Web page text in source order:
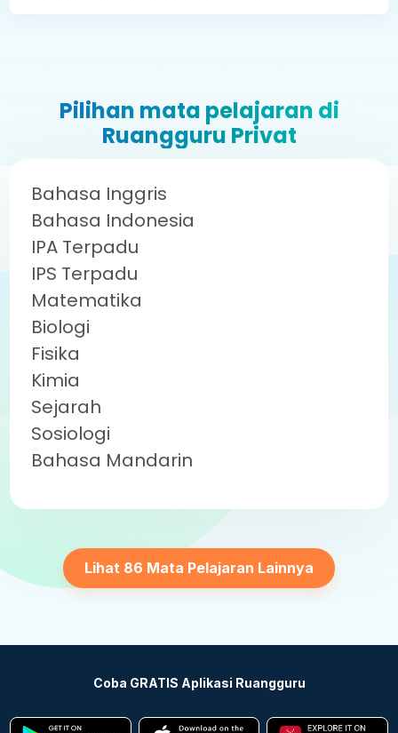
melakukan pergantian guru privat.
Pilihan mata pelajaran di
Ruangguru Privat
Bahasa Inggris
Bahasa Indonesia
IPA Terpadu
IPS Terpadu
Matematika
Biologi
Fisika
Kimia
Sejarah
Sosiologi
Bahasa Mandarin
Lihat 86 Mata Pelajaran Lainnya
Coba GRATIS Aplikasi Ruangguru